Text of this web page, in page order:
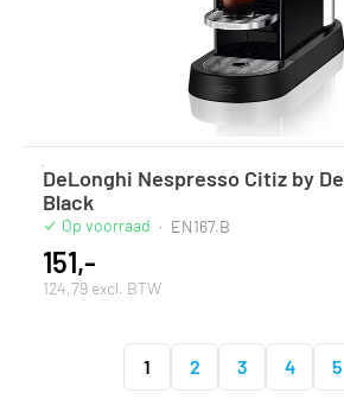
DeLonghi Nespresso Citiz by
Black
Op voorraad · EN167.B
151,-
124,79 excl. BTW
1 2 3 4 5